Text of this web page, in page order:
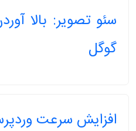
سئو تصویر: بالا
گوگل
افزایش سرعت